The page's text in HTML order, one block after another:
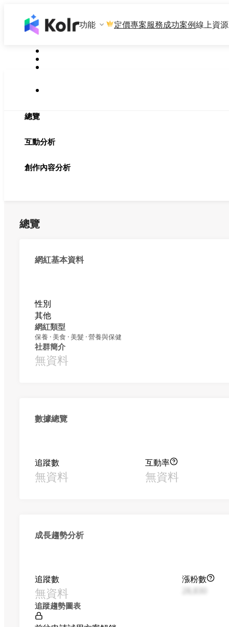
功能 定價專案服務成功案例線上資源
總覽
互動分析
創作內容分析
總覽
網紅基本資料
性別
其他
網紅類型
保養 · 美食 · 美髮 · 營養與保健
社群簡介
無資料
數據總覽
追蹤數
無資料
互動率
無資料
成長趨勢分析
追蹤數
無資料
漲粉數
追蹤趨勢圖表